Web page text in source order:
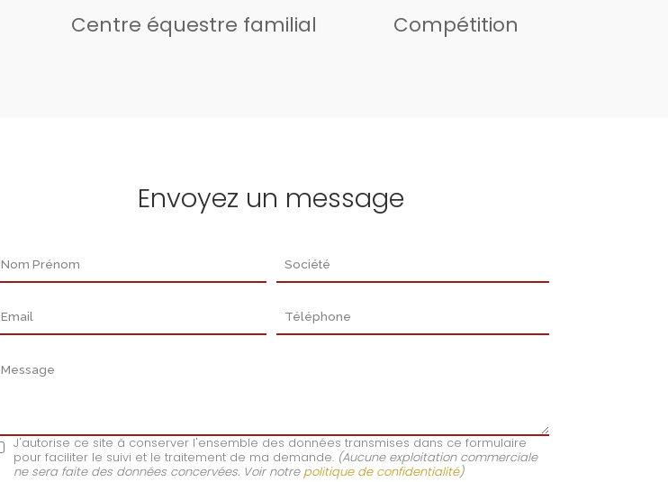
Centre équestre familial Compétition
Envoyez un message
Nom Prénom Société
Email Téléphone
Message
J'autorise ce site à conserver l'ensemble des données transmises dans ce formulaire
pour faciliter le suivi et le traitement de ma demande. (Aucune exploitation commerciale
ne sera faite des données concervées. Voir notre politique de confidentialité)